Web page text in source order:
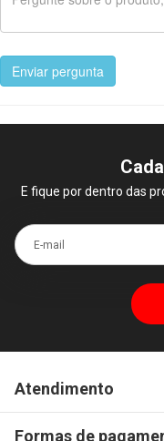
Enviar pergunta
E fique por dentro das
E-mail
Atendimento
Formas de